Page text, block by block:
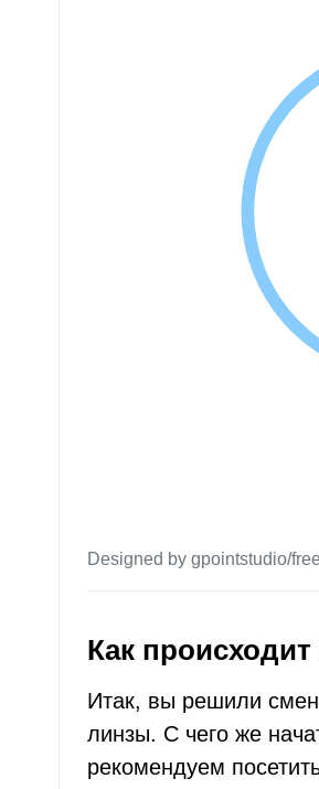
Designed by gpointstudio/
Как
Итак, вы решили
линзы. С чего же
рекомендуем